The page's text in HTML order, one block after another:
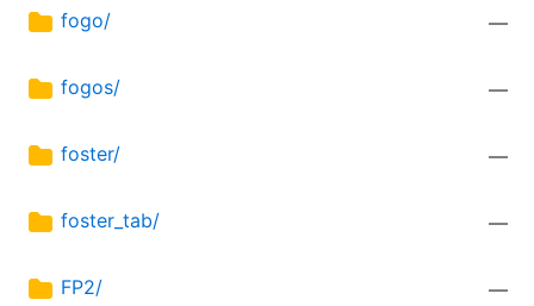
fogo/ —
fogos/ —
foster/ —
foster_tab/ —
FP2/ —